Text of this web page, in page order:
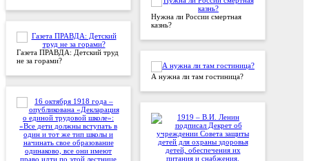
Газета ПРАВДА: Детский труд
не за горами?
Нужна ли России смертная
казнь?
А нужна ли там гостиница?